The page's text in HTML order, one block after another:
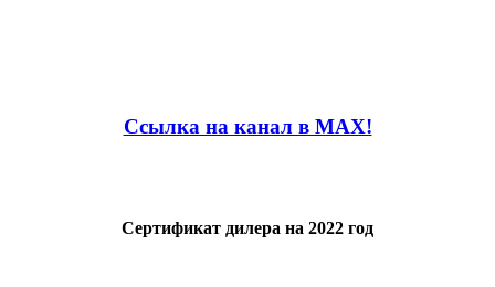
Ссылка на канал в MAX!
Сертификат дилера на 2022 год